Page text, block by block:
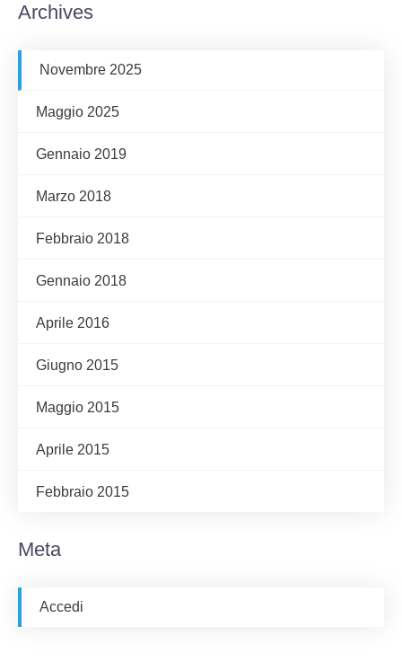
Archives
Novembre 2025
Maggio 2025
Gennaio 2019
Marzo 2018
Febbraio 2018
Gennaio 2018
Aprile 2016
Giugno 2015
Maggio 2015
Aprile 2015
Febbraio 2015
Meta
Accedi